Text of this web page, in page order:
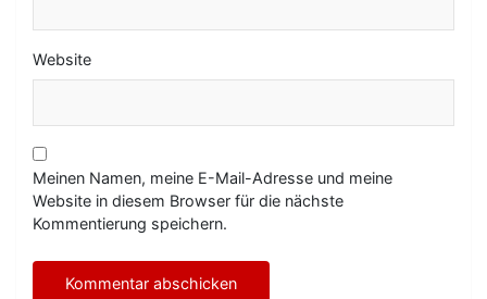
Website
Meinen Namen, meine E-Mail-Adresse und meine
Website in diesem Browser für die nächste
Kommentierung speichern.